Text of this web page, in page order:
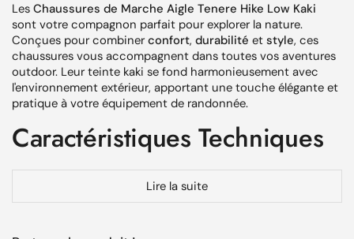
Les Chaussures de Marche Aigle Tenere Hike Low Kaki
sont votre compagnon parfait pour explorer la nature.
Conçues pour combiner confort, durabilité et style, ces
chaussures vous accompagnent dans toutes vos aventures
outdoor. Leur teinte kaki se fond harmonieusement avec
l'environnement extérieur, apportant une touche élégante et
pratique à votre équipement de randonnée.
Caractéristiques Techniques
Couleur: Kaki
Lire la suite